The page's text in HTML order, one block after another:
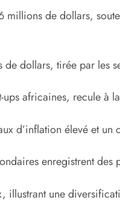
de dollars,
dollars, tirée par les
africaines, recule à
d’inflation élevé et
enregistrent des
une